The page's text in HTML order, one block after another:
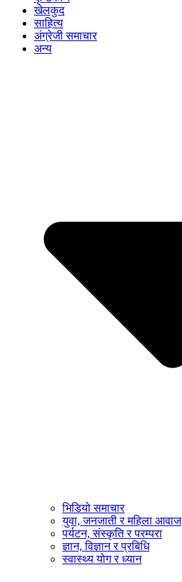
खेलकुद
साहित्य
अंग्रेजी समाचार
अन्य
भिडियो समाचार
युवा, जनजाती र महिला आवाज
पर्यटन, संस्कृति र परम्परा
ज्ञान, विज्ञान र प्रबिधि
स्वास्थ्य योग र ध्यान